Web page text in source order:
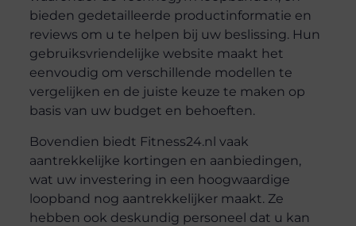
bieden gedetailleerde productinformatie en
reviews om u te helpen bij uw beslissing. Hun
gebruiksvriendelijke website maakt het
eenvoudig om verschillende modellen te
vergelijken en de juiste keuze te maken op
basis van uw budget en behoeften.
Bovendien biedt Fitness24.nl vaak
aantrekkelijke kortingen en aanbiedingen,
wat uw investering in een hoogwaardige
loopband nog aantrekkelijker maakt. Ze
hebben ook deskundig personeel dat u kan